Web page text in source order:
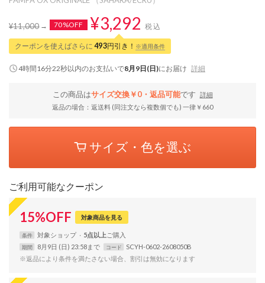
¥11,000 70%OFF ¥3,292 税込
クーポンを使えばさらに 493円引き！ ※適用条件
4時間16分21秒以内のお支払いで8月9日(日)にお届け 詳細
この商品はサイズ交換￥0・返品可能です
詳細
返品の場合：返送料 (同注文なら複数個でも) 一律￥660
サイズ・色を選ぶ
ご利用可能なクーポン
15%OFF 対象商品を見る
条件 対象ショップ 5点以上
期間 8月9日 (日) 23:58まで コード
SCYH-0602-2608050B
※返品により条件を満たさない場合、割引は無効になります